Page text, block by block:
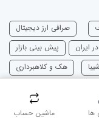
ها ماشین حساب
صرافی ارز دیجیتال
ایران
پیش بینی بازار
شیبا هک و کلاهبرداری